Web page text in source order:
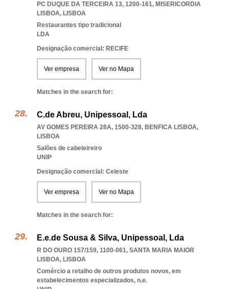
PC DUQUE DA TERCEIRA 13, 1200-161, MISERICORDIA
LISBOA, LISBOA
Restaurantes tipo tradicional
LDA
Designação comercial: RECIFE
Ver empresa Ver no Mapa
Matches in the search for:
C.de Abreu, Unipessoal, Lda
AV GOMES PEREIRA 28A, 1500-328, BENFICA LISBOA,
LISBOA
Salões de cabeleireiro
UNIP
Designação comercial: Celeste
Ver empresa Ver no Mapa
Matches in the search for:
E.e.de Sousa & Silva, Unipessoal, Lda
R DO OURO 157/159, 1100-061, SANTA MARIA MAIOR
LISBOA, LISBOA
Comércio a retalho de outros produtos novos, em
estabelecimentos especializados, n.e.